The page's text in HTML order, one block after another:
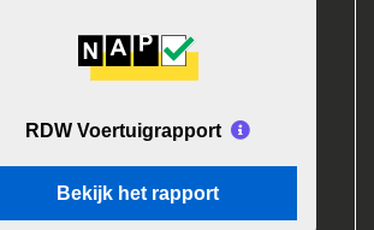
RDW Voertuigrapport
Bekijk het rapport